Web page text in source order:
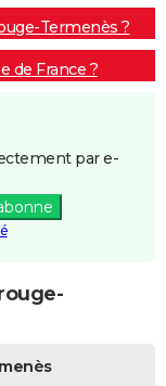
Termenès ?
de France ?
par e-